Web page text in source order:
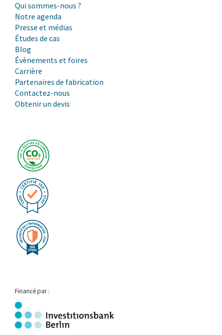
Qui sommes-nous ?
Notre agenda
Presse et médias
Études de cas
Blog
Évènements et foires
Carrière
Partenaires de fabrication
Contactez-nous
Obtenir un devis
Financé par :